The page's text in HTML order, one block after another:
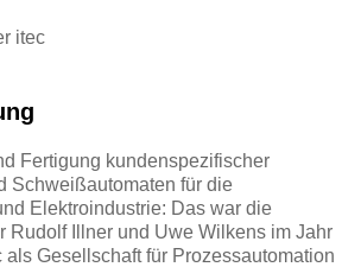
itec
Fertigung kundenspezifischer
Schweißautomaten für die
Elektroindustrie: Das war die
Rudolf Illner und Uwe Wilkens im Jahr
als Gesellschaft für Prozessautomation